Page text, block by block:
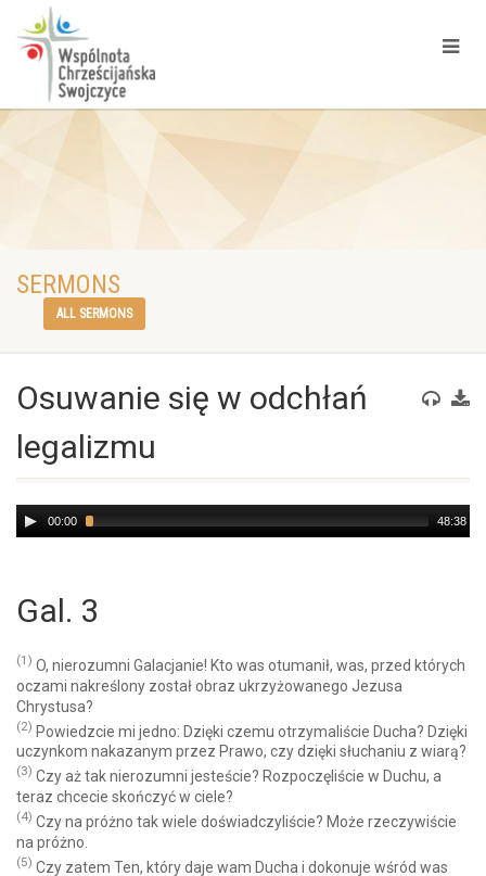
SERMONS
ALL SERMONS
Osuwanie się w odchłań
legalizmu
Audio
Player
00:00 48:38
Gal. 3
(1) O, nierozumni Galacjanie! Kto was otumanił, was, przed których
oczami nakreślony został obraz ukrzyżowanego Jezusa
Chrystusa?
(2) Powiedzcie mi jedno: Dzięki czemu otrzymaliście Ducha? Dzięki
uczynkom nakazanym przez Prawo, czy dzięki słuchaniu z wiarą?
(3) Czy aż tak nierozumni jesteście? Rozpoczęliście w Duchu, a
teraz chcecie skończyć w ciele?
(4) Czy na próżno tak wiele doświadczyliście? Może rzeczywiście
na próżno.
(5) Czy zatem Ten, który daje wam Ducha i dokonuje wśród was